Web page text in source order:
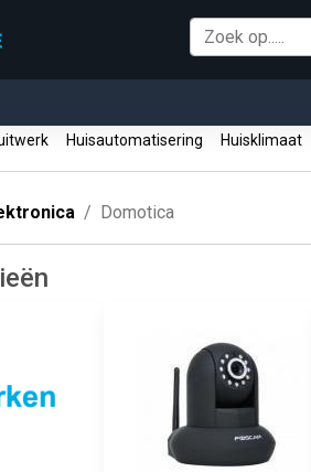
Huisautomatisering Huisklimaat
Domotica